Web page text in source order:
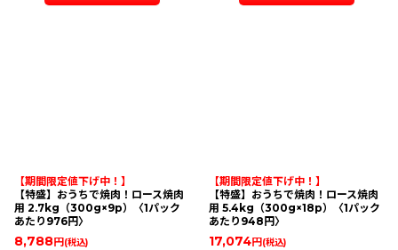
【期間限定値下げ中！】
【特盛】おうちで焼肉！ロース焼肉
用 2.7kg（300g×9p）〈1パック
あたり976円〉
8,788円 (税込)
【期間限定値下げ中！】
【特盛】おうちで焼肉！ロース焼肉
用 5.4kg（300g×18p）〈1パック
あたり948円〉
17,074円 (税込)